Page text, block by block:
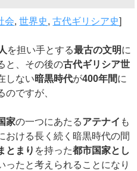
会,世界史,古代ギリシア史]
を担い手とする最古の文明に
と、その後の古代ギリシア世
しない暗黒時代が400年間に
のですが、
家の一つにあたるアテナイ も
おける長く続く暗黒時代の間
とまり を持った都市国家とし
ったと考えられることになり